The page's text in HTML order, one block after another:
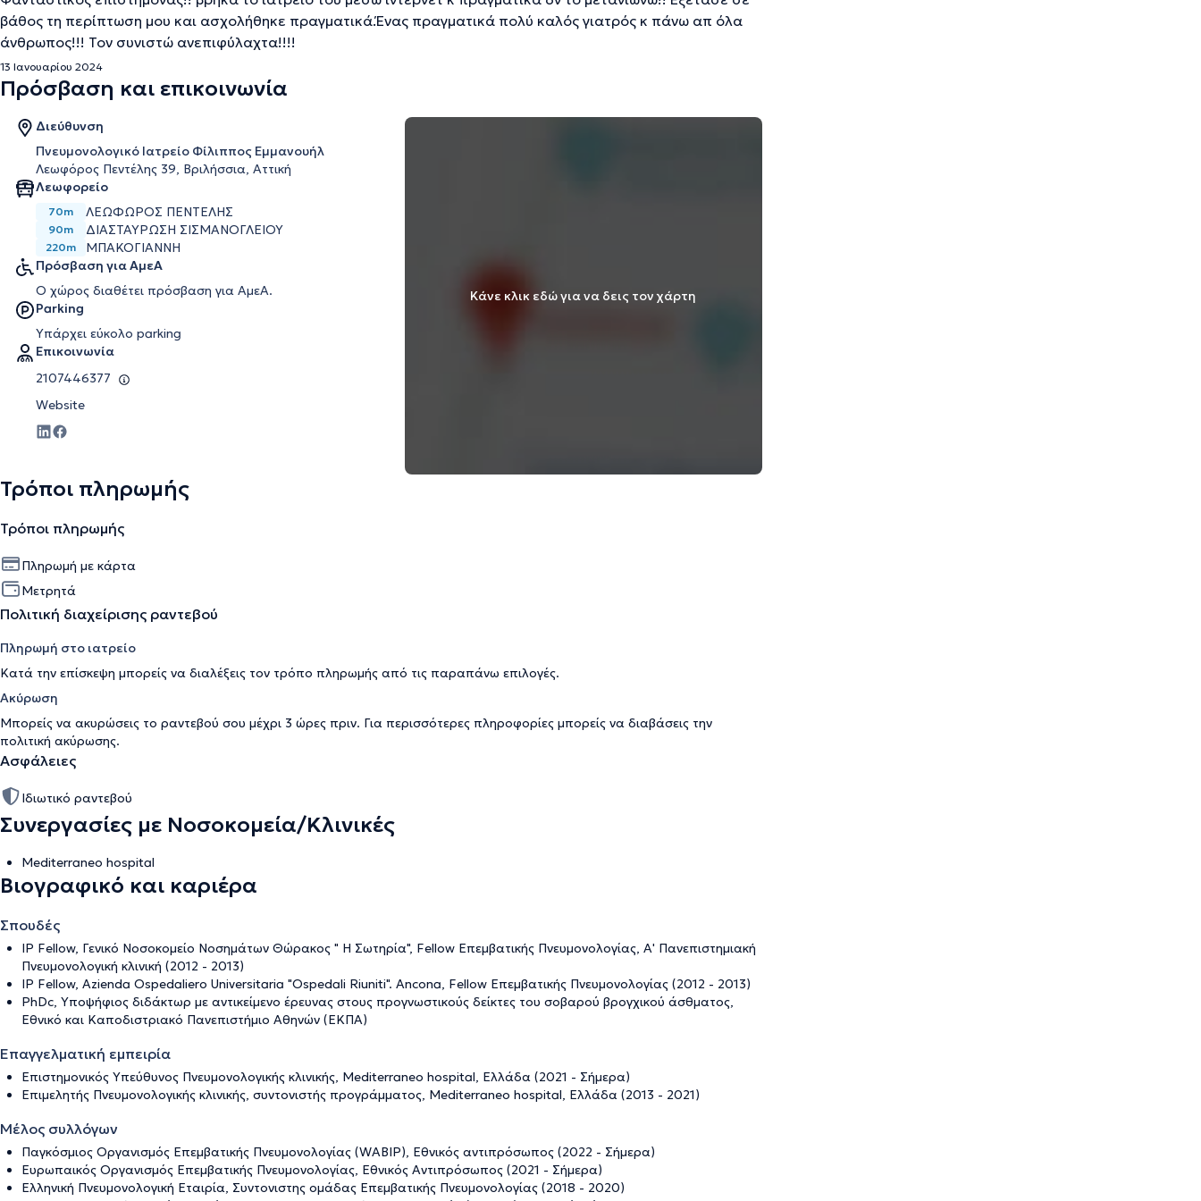
βάθος τη περίπτωση μου και ασχολήθηκε πραγματικά.Ένας πραγματικά πολύ καλός γιατρός κ πάνω απ όλα
άνθρωπος!!! Τον συνιστώ ανεπιφύλαχτα!!!!
13 Ιανουαρίου 2024
Πρόσβαση και επικοινωνία
Διεύθυνση
Πνευμονολογικό Ιατρείο Φίλιππος Εμμανουήλ
Λεωφόρος Πεντέλης 39, Βριλήσσια, Αττική
Λεωφορείο
70m ΛΕΩΦΩΡΟΣ ΠΕΝΤΕΛΗΣ
90m ΔΙΑΣΤΑΥΡΩΣΗ ΣΙΣΜΑΝΟΓΛΕΙΟΥ
220m
ΜΠΑΚΟΓΙΑΝΝΗ
Πρόσβαση για ΑμεΑ
Ο χώρος διαθέτει πρόσβαση για ΑμεΑ.
Parking
Υπάρχει εύκολο parking
Επικοινωνία
2107446377
Website
Κάνε κλικ εδώ για να δεις τον χάρτη
Τρόποι πληρωμής
Τρόποι πληρωμής
Πληρωμή με κάρτα
Μετρητά
Πολιτική διαχείρισης ραντεβού
Πληρωμή στο ιατρείο
Κατά την επίσκεψη μπορείς να διαλέξεις τον τρόπο πληρωμής από τις παραπάνω επιλογές.
Ακύρωση
Μπορείς να ακυρώσεις το ραντεβού σου μέχρι 3 ώρες πριν. Για περισσότερες πληροφορίες μπορείς να διαβάσεις την
πολιτική ακύρωσης.
Ασφάλειες
Ιδιωτικό ραντεβού
Συνεργασίες με Νοσοκομεία/Κλινικές
Mediterraneo hospital
Βιογραφικό και καριέρα
Σπουδές
IP Fellow, Γενικό Νοσοκομείο Νοσημάτων Θώρακος " Η Σωτηρία", Fellow Επεμβατικής Πνευμονολογίας, Α' Πανεπιστημιακή
Πνευμονολογική κλινική (2012 - 2013)
IP Fellow, Azienda Ospedaliero Universitaria "Ospedali Riuniti". Ancona, Fellow Επεμβατικής Πνευμονολογίας (2012 - 2013)
PhDc, Υποψήφιος διδάκτωρ με αντικείμενο έρευνας στους προγνωστικούς δείκτες του σοβαρού βρογχικού άσθματος,
Εθνικό και Καποδιστριακό Πανεπιστήμιο Αθηνών (ΕΚΠΑ)
Επαγγελματική εμπειρία
Επιστημονικός Υπεύθυνος Πνευμονολογικής κλινικής, Mediterraneo hospital, Ελλάδα (2021 - Σήμερα)
Επιμελητής Πνευμονολογικής κλινικής, συντονιστής προγράμματος, Mediterraneo hospital, Ελλάδα (2013 - 2021)
Μέλος συλλόγων
Παγκόσμιος Οργανισμός Επεμβατικής Πνευμονολογίας (WABIP), Εθνικός αντιπρόσωπος (2022 - Σήμερα)
Ευρωπαικός Οργανισμός Επεμβατικής Πνευμονολογίας, Εθνικός Αντιπρόσωπος (2021 - Σήμερα)
Ελληνική Πνευμονολογική Εταιρία, Συντονιστης ομάδας Επεμβατικής Πνευμονολογίας (2018 - 2020)